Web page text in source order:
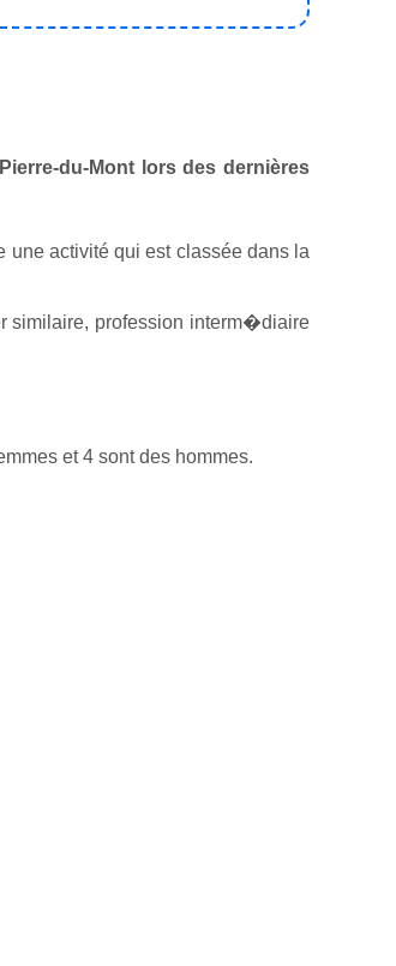
du-Mont lors des dernières
activité qui est classée dans la
similaire, profession interm�diaire
et 4 sont des hommes.